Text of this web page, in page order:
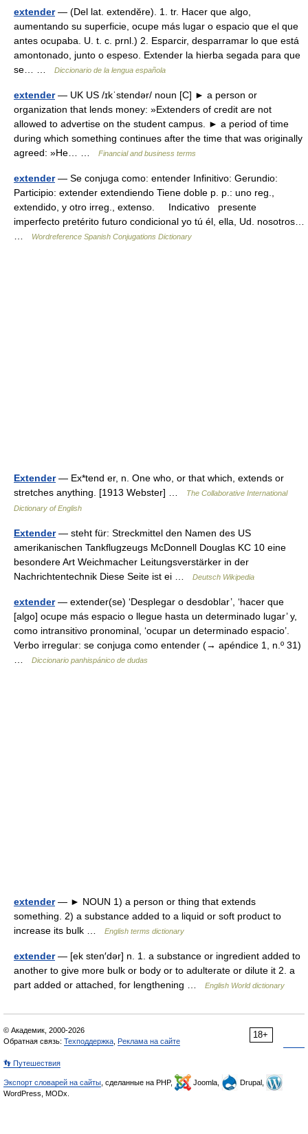
extender— (Del lat. extendĕre). 1. tr. Hacer que algo,
aumentando su superficie, ocupe más lugar o espacio que el que
antes ocupaba. U. t. c. prnl.) 2. Esparcir, desparramar lo que está
amontonado, junto o espeso. Extender la hierba segada para que
se… …
Diccionario de la lengua española
extender— UK US /ɪkˈstendər/ noun [C] ► a person or
organization that lends money: »Extenders of credit are not
allowed to advertise on the student campus. ► a period of time
during which something continues after the time that was originally
agreed: »He… …
Financial and business terms
extender— Se conjuga como: entender Infinitivo: Gerundio:
Participio: extender extendiendo Tiene doble p. p.: uno reg.,
extendido, y otro irreg., extenso. Indicativo presente
imperfecto pretérito futuro condicional yo tú él, ella, Ud. nosotros…
Wordreference Spanish Conjugations Dictionary
Extender— Ex*tend er, n. One who, or that which, extends or
stretches anything. [1913 Webster] …
The Collaborative International
Dictionary of English
Extender— steht für: Streckmittel den Namen des US
amerikanischen Tankflugzeugs McDonnell Douglas KC 10 eine
besondere Art Weichmacher Leitungsverstärker in der
Nachrichtentechnik Diese Seite ist ei …
Deutsch Wikipedia
extender— extender(se) ‘Desplegar o desdoblar’, ‘hacer que
[algo] ocupe más espacio o llegue hasta un determinado lugar’ y,
como intransitivo pronominal, ‘ocupar un determinado espacio’.
Verbo irregular: se conjuga como entender (→ apéndice 1, n.º 31)
Diccionario panhispánico de dudas
extender— ► NOUN 1) a person or thing that extends
something. 2) a substance added to a liquid or soft product to
increase its bulk …
English terms dictionary
extender— [ek sten′dər] n. 1. a substance or ingredient added to
another to give more bulk or body or to adulterate or dilute it 2. a
part added or attached, for lengthening …
English World dictionary
18+
© Академик, 2000-2026
Обратная связь: Техподдержка Реклама на сайте
👣 Путешествия
Экспорт словарей на сайты , сделанные на PHP, Joomla,
Drupal,
WordPress, MODx.